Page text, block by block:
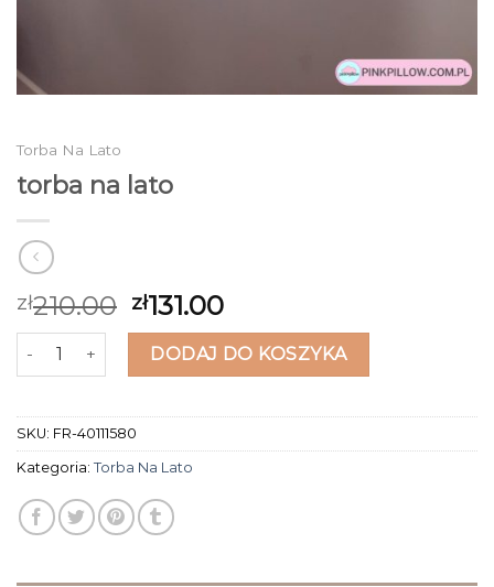
Torba Na Lato
torba na lato
zł210.00 zł131.00
ilość torba na latoDODAJ DO KOSZYKA
SKU: FR-40111580
Kategoria: Torba Na Lato